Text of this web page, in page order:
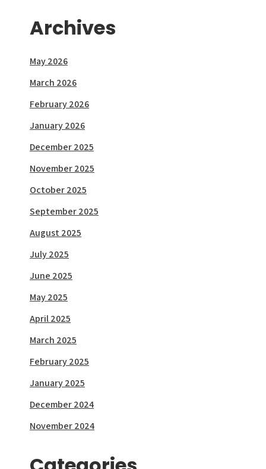
Archives
May 2026
March 2026
February 2026
January 2026
December 2025
November 2025
October 2025
September 2025
August 2025
July 2025
June 2025
May 2025
April 2025
March 2025
February 2025
January 2025
December 2024
November 2024